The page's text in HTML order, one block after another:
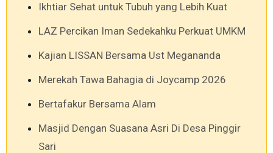
Ikhtiar Sehat untuk Tubuh yang Lebih Kuat
LAZ Percikan Iman Sedekahku Perkuat UMKM
Kajian LISSAN Bersama Ust Megananda
Merekah Tawa Bahagia di Joycamp 2026
Bertafakur Bersama Alam
Masjid Dengan Suasana Asri Di Desa Pinggir
Sari